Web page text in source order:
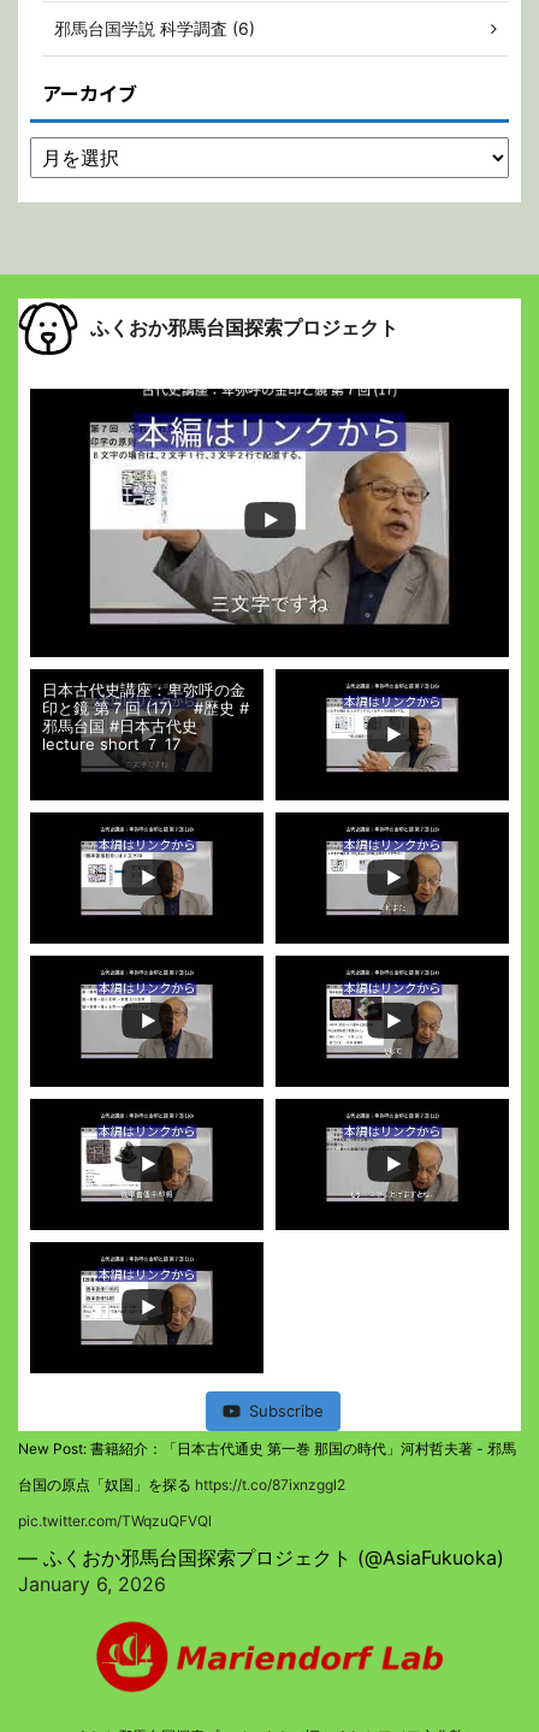
邪馬台国学説 科学調査 (6)
アーカイブ
ふくおか邪馬台国探索プロジェクト
日本古代史講座：卑弥呼の金
印と鏡 第７回 (17) #歴史 #
邪馬台国 #日本古代史
lecture short ７ 17
Subscribe
New Post: 書籍紹介：「日本古代通史 第一巻 那国の時代」河村哲夫著 - 邪馬
台国の原点「奴国」を探る https://t.co/87ixnzggl2
pic.twitter.com/TWqzuQFVQl
— ふくおか邪馬台国探索プロジェクト (@AsiaFukuoka)
January 6, 2026